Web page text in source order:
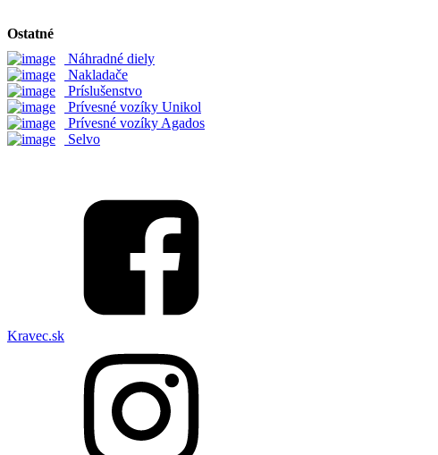
Ostatné
Náhradné diely
Nakladače
Príslušenstvo
Prívesné vozíky Unikol
Prívesné vozíky Agados
Selvo
Kravec.sk